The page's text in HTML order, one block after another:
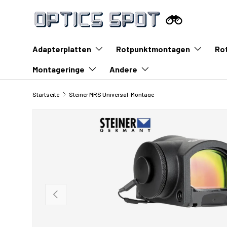
Zum Inhalt springen
Adapterplatten Rotpunktmontagen
Montageringe Andere
Startseite Steiner MRS Universal-Montage
Vorherige